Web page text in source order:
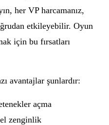
her VP harcamanız,
etkileyebilir. Oyun
için bu fırsatları
avantajlar şunlardır:
açma
zenginlik